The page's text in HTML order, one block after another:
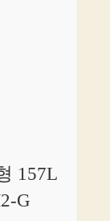
157L
G